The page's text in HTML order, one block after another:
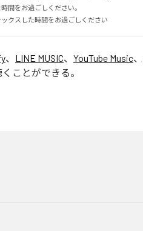
間をお過ごしください。
クスした時間をお過ごしください
、 LINE MUSIC、 YouTube Music、
ことができる。